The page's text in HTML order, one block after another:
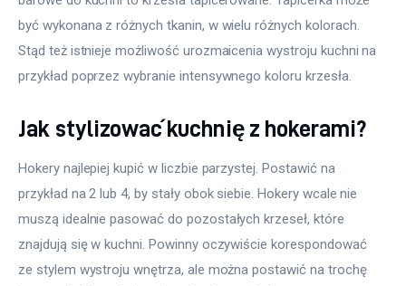
być wykonana z różnych tkanin, w wielu różnych kolorach.
Stąd też istnieje możliwość urozmaicenia wystroju kuchni na
przykład poprzez wybranie intensywnego koloru krzesła.
Jak stylizować kuchnię z hokerami?
Hokery najlepiej kupić w liczbie parzystej. Postawić na
przykład na 2 lub 4, by stały obok siebie. Hokery wcale nie
muszą idealnie pasować do pozostałych krzeseł, które
znajdują się w kuchni. Powinny oczywiście korespondować
ze stylem wystroju wnętrza, ale można postawić na trochę